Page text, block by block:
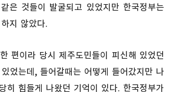
은 것들이 발굴되고 있었지만 한국정부는
지 않았다.
편이라 당시 제주도민들이 피신해 있었던
었는데, 들어갈때는 어떻게 들어갔지만 나
히 힘들게 나왔던 기억이 있다. 한국정부가